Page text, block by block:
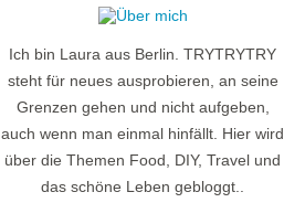
Ich bin Laura aus Berlin. TRYTRYTRY
steht für neues ausprobieren, an seine
Grenzen gehen und nicht aufgeben,
auch wenn man einmal hinfällt. Hier wird
über die Themen Food, DIY, Travel und
das schöne Leben gebloggt..